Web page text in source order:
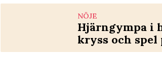
NÖJE
Hjärngympa i
kryss och spel